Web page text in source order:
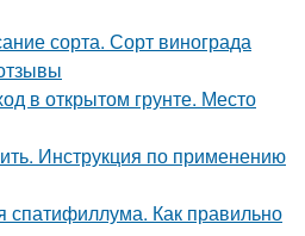
сорта. Сорт винограда
в открытом грунте. Место
Инструкция по применению
Как правильно